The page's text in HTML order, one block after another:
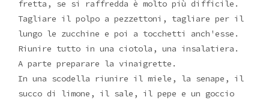
fretta, se si raffredda è molto più difficile.
Tagliare il polpo a pezzettoni, tagliare per il
lungo le zucchine e poi a tocchetti anch'esse.
Riunire tutto in una ciotola, una insalatiera.
A parte preparare la vinaigrette.
In una scodella riunire il miele, la senape, il
succo di limone, il sale, il pepe e un goccio